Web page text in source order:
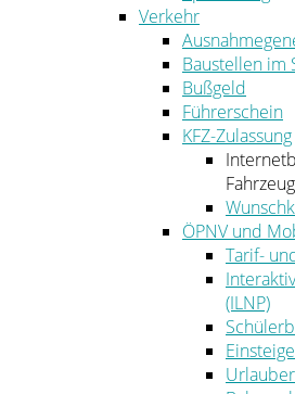
Verkehr
Baustellen im
Bußgeld
Führerschein
KFZ-Zulassung
ÖPNV und
Tarif-
(ILNP)